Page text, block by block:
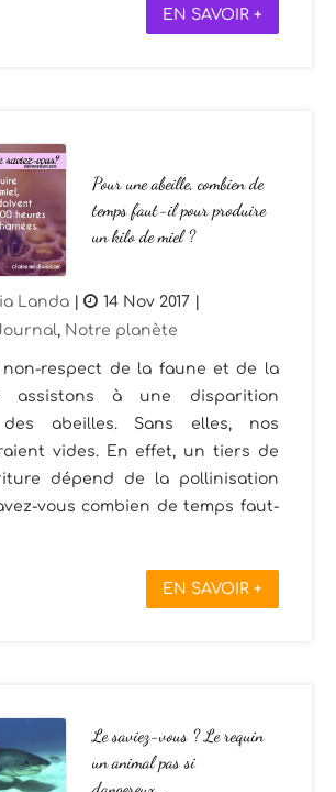
EN SAVOIR +
Pour une abeille, combien de
temps faut-il pour produire
un kilo de miel ?
Landa | 14 Nov 2017
, Notre planète
respect de la faune et de la
assistons à une disparition
des abeilles. Sans elles, nos
vides. En effet, un tiers de
dépend de la pollinisation
vous combien de temps faut-
EN SAVOIR +
Le saviez-vous ? Le requin
un animal pas si